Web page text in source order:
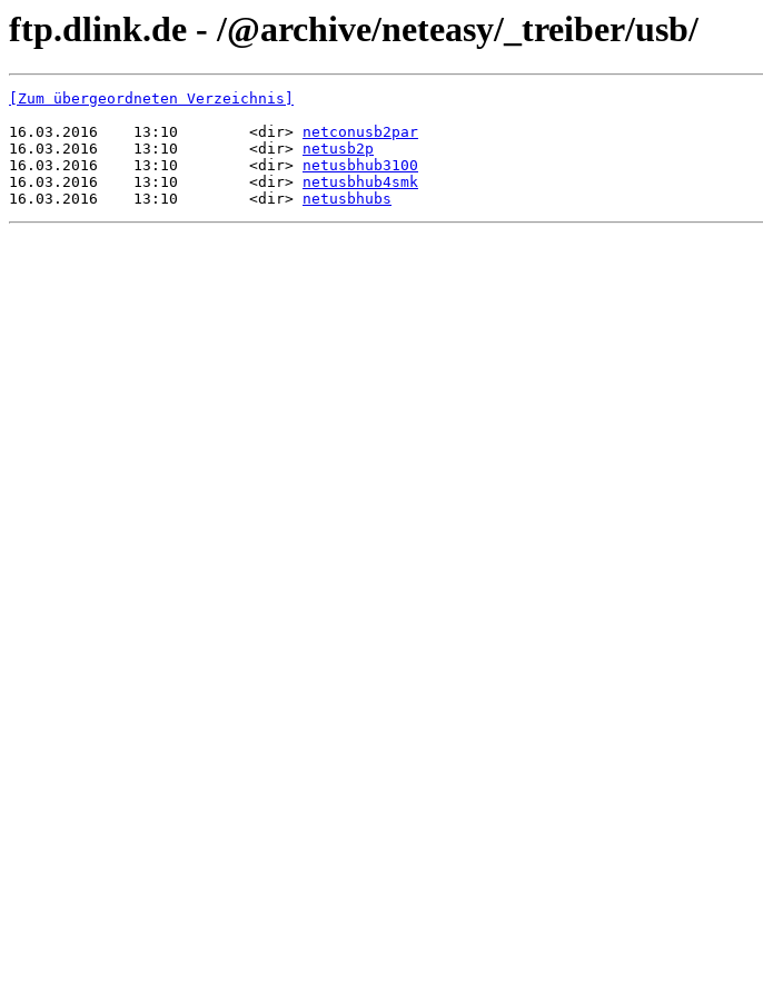
ftp.dlink.de - /@archive/neteasy/_treiber/usb/
[Zum übergeordneten Verzeichnis]
16.03.2016    13:10        <dir> netconusb2par
16.03.2016    13:10        <dir> netusb2p
16.03.2016    13:10        <dir> netusbhub3100
16.03.2016    13:10        <dir> netusbhub4smk
16.03.2016    13:10        <dir> netusbhubs